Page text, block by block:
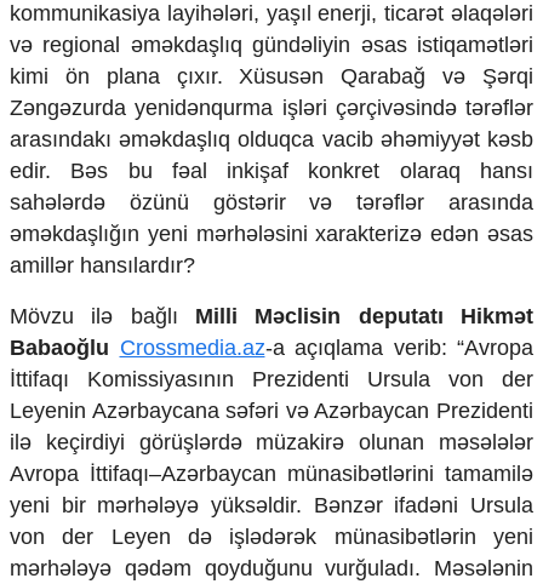
Elm və təhsil
Mədəniyyət
Diaspor
Yüksəliş hekayəsi
Mədəniyyətimizin Zəfəri
Zəfər Diasporu
Səhiyyə
Ailə və uşaq
Turizm
İqtisadiyyat
İqtisadi xəbərlər
Energetika
Neft-qaz
Əmək və sosial siyasət
Kənd təsərrüfatı
Hərbi sənaye
Telekommunikasiya və nəqliyyat
COP29
Cəmiyyət
kommunikasiya layihələri, yaşıl enerji, ticarət əlaqələri
və regional əməkdaşlıq gündəliyin əsas istiqamətləri
kimi ön plana çıxır. Xüsusən Qarabağ və Şərqi
Zəngəzurda yenidənqurma işləri çərçivəsində tərəflər
arasındakı əməkdaşlıq olduqca vacib əhəmiyyət kəsb
edir. Bəs bu fəal inkişaf konkret olaraq hansı
sahələrdə özünü göstərir və tərəflər arasında
əməkdaşlığın yeni mərhələsini xarakterizə edən əsas
amillər hansılardır?
Mövzu ilə bağlı Milli Məclisin deputatı Hikmət
Babaoğlu Crossmedia.az-a açıqlama verib: “Avropa
İttifaqı Komissiyasının Prezidenti Ursula von der
Leyenin Azərbaycana səfəri və Azərbaycan Prezidenti
ilə keçirdiyi görüşlərdə müzakirə olunan məsələlər
Avropa İttifaqı–Azərbaycan münasibətlərini tamamilə
yeni bir mərhələyə yüksəldir. Bənzər ifadəni Ursula
von der Leyen də işlədərək münasibətlərin yeni
mərhələyə qədəm qoyduğunu vurğuladı. Məsələnin